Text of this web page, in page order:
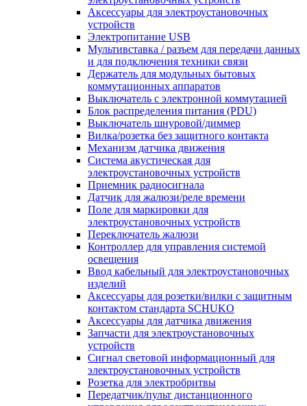
Аксессуары для электроустановочных
устройств
Электропитание USB
Мультивставка / разъем для передачи данных
и для подключения техники связи
Держатель для модульных бытовых
коммутационных аппаратов
Выключатель с электронной коммутацией
Блок распределения питания (PDU)
Выключатель шнуровой/диммер
Вилка/розетка без защитного контакта
Механизм датчика движения
Система акустическая для
электроустановочных устройств
Приемник радиосигнала
Датчик для жалюзи/реле времени
Поле для маркировки для
электроустановочных устройств
Переключатель жалюзи
Контроллер для управления системой
освещения
Ввод кабельный для электроустановочных
изделий
Аксессуары для розетки/вилки с защитным
контактом стандарта SCHUKO
Аксессуары для датчика движения
Запчасти для электроустановочных
устройств
Сигнал световой информационный для
электроустановочных устройств
Розетка для электробритвы
Передатчик/пульт дистанционного